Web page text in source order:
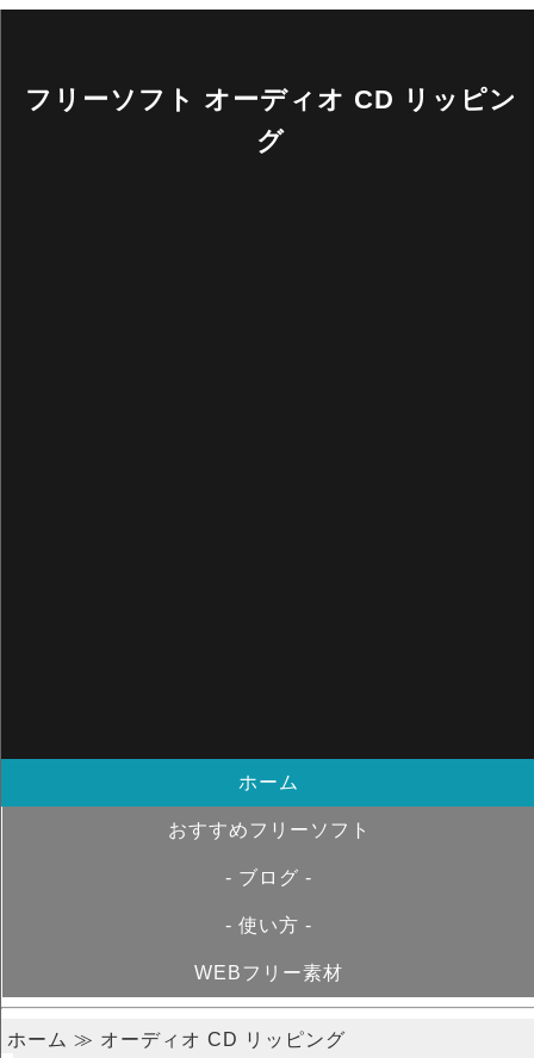
フリーソフト オーディオ CD リッピン
グ
ホーム
おすすめフリーソフト
- ブログ -
- 使い方 -
WEBフリー素材
ホーム ≫ オーディオ CD リッピング